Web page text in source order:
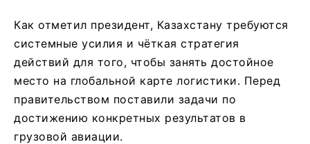
Как отметил президент, Казахстану требуются
системные усилия и чёткая стратегия
действий для того, чтобы занять достойное
место на глобальной карте логистики. Перед
правительством поставили задачи по
достижению конкретных результатов в
грузовой авиации.